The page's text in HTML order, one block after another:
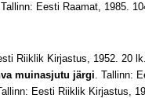
Eesti Raamat, 1985.
Riiklik Kirjastus, 1952. 20 lk.
muinasjutu järgi. Tallinn:
Eesti Riiklik Kirjastus,